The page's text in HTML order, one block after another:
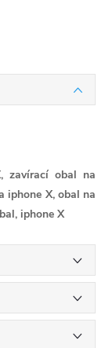
zavírací obal na
iphone X, obal na
iphone X